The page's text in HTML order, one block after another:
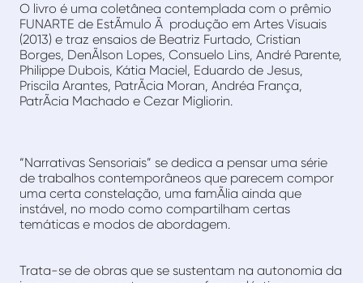
O livro é uma coletânea contemplada com o prêmio
FUNARTE de EstÃ­mulo Ã produção em Artes Visuais
(2013) e traz ensaios de Beatriz Furtado, Cristian
Borges, DenÃ­lson Lopes, Consuelo Lins, André Parente,
Philippe Dubois, Kátia Maciel, Eduardo de Jesus,
Priscila Arantes, PatrÃ­cia Moran, Andréa França,
PatrÃ­cia Machado e Cezar Migliorin.
“Narrativas Sensoriais” se dedica a pensar uma série
de trabalhos contemporâneos que parecem compor
uma certa constelação, uma famÃ­lia ainda que
instável, no modo como compartilham certas
temáticas e modos de abordagem.
Trata-se de obras que se sustentam na autonomia da